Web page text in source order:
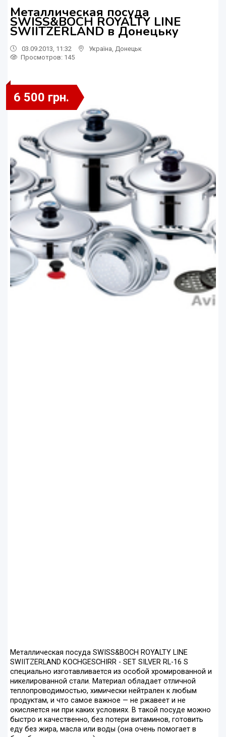
Металлическая посуда
SWISS&BOCH ROYALTY LINE
SWIITZERLAND в Донецьку
03.09.2013, 11:32 Україна Донецьк
Просмотров: 145
6 500 грн.
Металлическая посуда SWISS&BOCH ROYALTY LINE
SWIITZERLAND KOCHGESCHIRR - SET SILVER RL-16 S
специально изготавливается из особой хромированной и
никелированной стали. Материал обладает отличной
теплопроводимостью, химически нейтрален к любым
продуктам, и что самое важное — не ржавеет и не
окисляется ни при каких условиях. В такой посуде можно
быстро и качественно, без потери витаминов, готовить
еду без жира, масла или воды (она очень помогает в